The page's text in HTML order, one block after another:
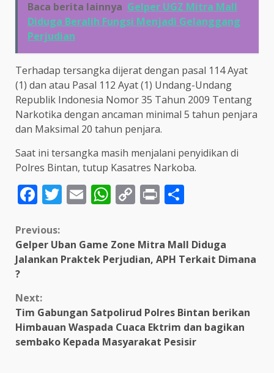
Baca berita lainnya Gelper UGZ Mitra Mall
Diduga Beralih Fungsi Menjadi Gelanggang
Perjudian
Terhadap tersangka dijerat dengan pasal 114 Ayat
(1) dan atau Pasal 112 Ayat (1) Undang-Undang
Republik Indonesia Nomor 35 Tahun 2009 Tentang
Narkotika dengan ancaman minimal 5 tahun penjara
dan Maksimal 20 tahun penjara.
Saat ini tersangka masih menjalani penyidikan di
Polres Bintan, tutup Kasatres Narkoba.
Facebook
Twitter
EmailWhatsApp
Copy
Print
Continue
Reading
Previous:
Gelper Uban Game Zone Mitra Mall Diduga
Jalankan Praktek Perjudian, APH Terkait Dimana
?
Next:
Tim Gabungan Satpolirud Polres Bintan berikan
Himbauan Waspada Cuaca Ektrim dan bagikan
sembako Kepada Masyarakat Pesisir